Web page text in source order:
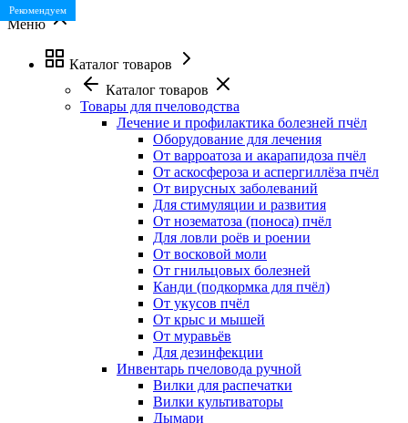
Меню
Каталог товаров
Каталог товаров
Товары для пчеловодства
Лечение и профилактика болезней пчёл
Оборудование для лечения
От варроатоза и акарапидоза пчёл
От аскосфероза и аспергиллёза пчёл
От вирусных заболеваний
Для стимуляции и развития
От нозематоза (поноса) пчёл
Для ловли роёв и роении
От восковой моли
От гнильцовых болезней
Канди (подкормка для пчёл)
От укусов пчёл
От крыс и мышей
От муравьёв
Для дезинфекции
Инвентарь пчеловода ручной
Вилки для распечатки
Вилки культиваторы
Дымари
Лучшая цена
Рекомендуем